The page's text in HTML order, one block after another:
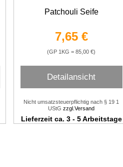
Patchouli Seife
7,65 €
(GP 1KG = 85,00 €)
Detailansicht
Nicht umsatzsteuerpflichtig nach § 19 1
UStGzzgl.Versand
Lieferzeit ca. 3 - 5 Arbeitstage